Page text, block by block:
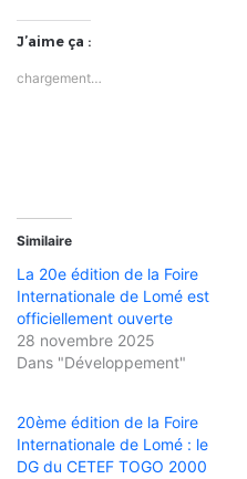
J’aime ça :
chargement…
Similaire
La 20e édition de la Foire
Internationale de Lomé est
officiellement ouverte
28 novembre 2025
Dans "Développement"
20ème édition de la Foire
Internationale de Lomé : le
DG du CETEF TOGO 2000